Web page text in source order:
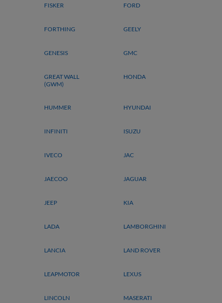
FISKER FORD
FORTHING GEELY
GENESIS GMC
GREAT WALL
(GWM)
HONDA
HUMMER HYUNDAI
INFINITI ISUZU
IVECO JAC
JAECOO JAGUAR
JEEP KIA
LADA LAMBORGHINI
LANCIA LAND ROVER
LEAPMOTOR LEXUS
LINCOLN MASERATI